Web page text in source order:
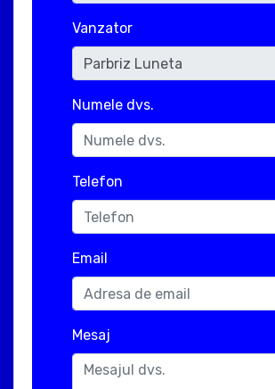
Vanzator
Numele dvs.
Telefon
Email
Mesaj